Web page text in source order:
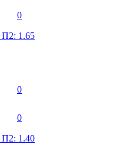
0
П2: 1.65
0
0
П2: 1.40